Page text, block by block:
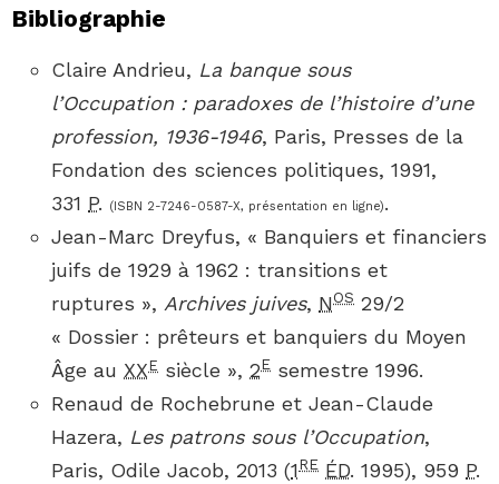
Bibliographie
Claire Andrieu, La banque sous
l’Occupation : paradoxes de l’histoire d’une
profession, 1936-1946, Paris, Presses de la
Fondation des sciences politiques, 1991,
331 P. (ISBN 2-7246-0587-X, présentation en ligne).
Jean-Marc Dreyfus, « Banquiers et financiers
juifs de 1929 à 1962 : transitions et
ruptures », Archives juives, NOS 29/2
« Dossier : prêteurs et banquiers du Moyen
Âge au XX E siècle »,‎ 2E semestre 1996.
Renaud de Rochebrune et Jean-Claude
Hazera, Les patrons sous l’Occupation,
Paris, Odile Jacob, 2013 (1RE ÉD. 1995), 959 P.